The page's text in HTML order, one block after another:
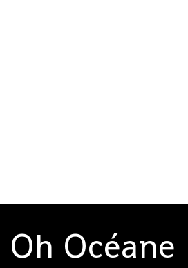
Oh Océane